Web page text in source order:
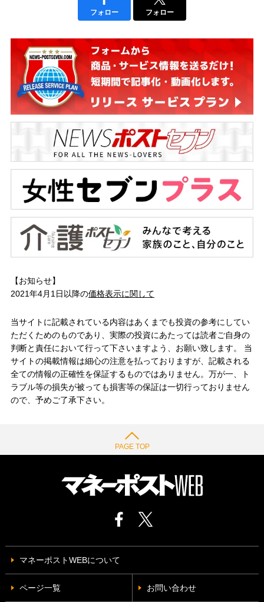
フォロー フォロー
【お知らせ】
2021年4月1日以降の価格表示に関して
当サイトに記載されている内容はあくまでも投資の参考にしてい
ただくためのものであり、実際の投資にあたっては読者ご自身の
判断と責任において行って下さいますよう、お願い致します。 当
サイトの掲載情報は細心の注意を払っておりますが、記載される
全ての情報の正確性を保証するものではありません。万が一、ト
ラブル等の損失が被っても損害等の保証は一切行っておりません
ので、予めご了承下さい。
PAGE TOP
マネーポストWEBについて
ページ一覧 お問い合わせ